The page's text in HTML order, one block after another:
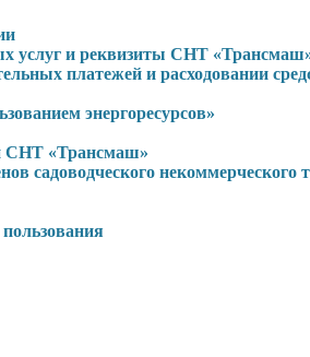
услуг и реквизиты СНТ
платежей и расходовании
энергоресурсов»
СНТ «Трансмаш»
садоводческого некоммерческого